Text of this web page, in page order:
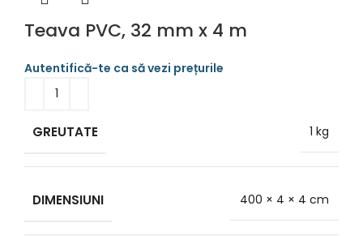
Teava PVC, 32 mm x 4 m
GREUTATE 1 kg
DIMENSIUNI 400 × 4 × 4 cm